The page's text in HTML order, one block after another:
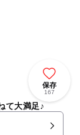
保存
167
て大満足♪